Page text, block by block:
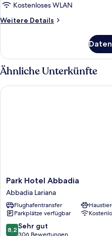
Kostenloses WLAN
Weitere Details
Weitere
Suite
Ähnliche Unterkünfte
Park
Hotel
Abbadia
Abbadia
Lariana
Park Hotel Abbadia
Abbadia Lariana
Flughafentransfer
Parkplätze verfügbar
8.2
8,2 Sehr gut
306 Bewertungen
Park Hotel Abbadia